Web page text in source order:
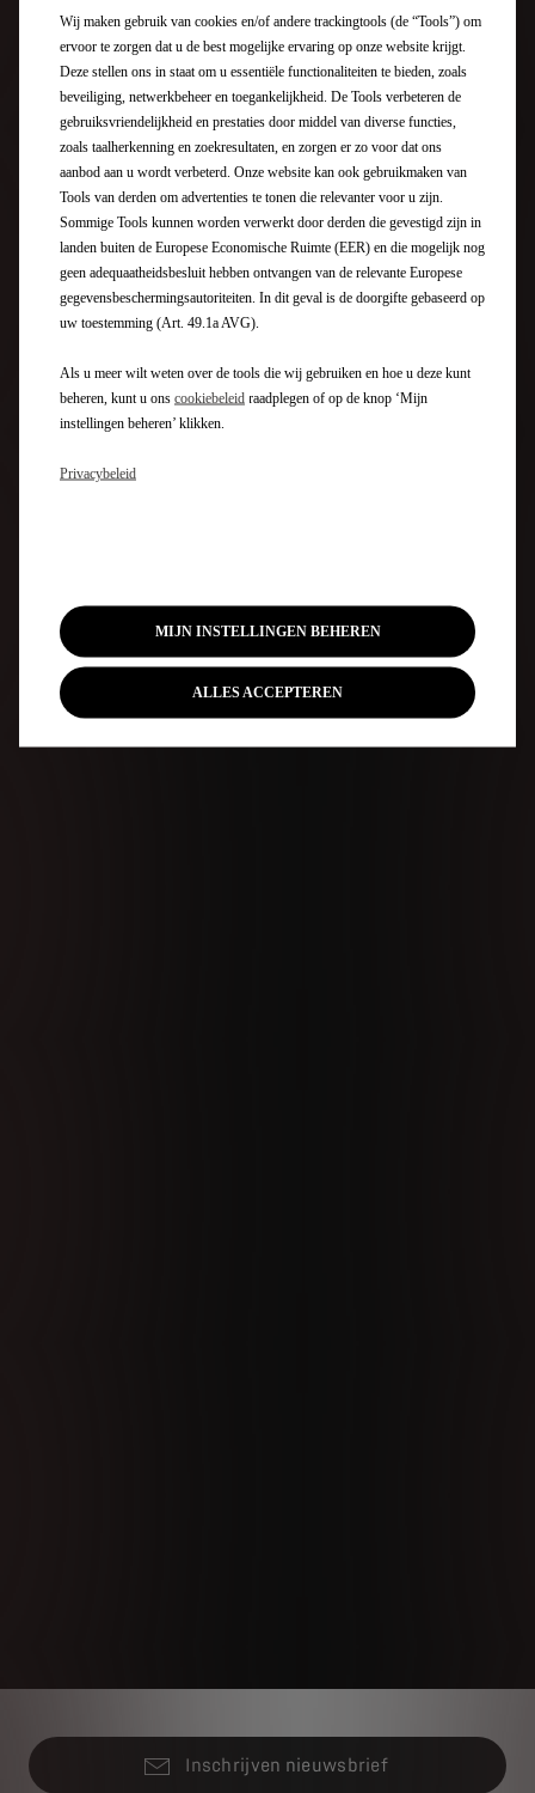
Inschrijven nieuwsbrief
Wij maken gebruik van cookies en/of andere trackingtools (de “Tools”) om
ervoor te zorgen dat u de best mogelijke ervaring op onze website krijgt.
Deze stellen ons in staat om u essentiële functionaliteiten te bieden, zoals
beveiliging, netwerkbeheer en toegankelijkheid. De Tools verbeteren de
gebruiksvriendelijkheid en prestaties door middel van diverse functies,
zoals taalherkenning en zoekresultaten, en zorgen er zo voor dat ons
aanbod aan u wordt verbeterd. Onze website kan ook gebruikmaken van
Tools van derden om advertenties te tonen die relevanter voor u zijn.
Sommige Tools kunnen worden verwerkt door derden die gevestigd zijn in
landen buiten de Europese Economische Ruimte (EER) en die mogelijk nog
geen adequaatheidsbesluit hebben ontvangen van de relevante Europese
gegevensbeschermingsautoriteiten. In dit geval is de doorgifte gebaseerd op
uw toestemming (Art. 49.1a AVG).
Als u meer wilt weten over de tools die wij gebruiken en hoe u deze kunt
beheren, kunt u ons cookiebeleid raadplegen of op de knop ‘Mijn
instellingen beheren’ klikken.
Privacybeleid
MIJN INSTELLINGEN BEHEREN
ALLES ACCEPTEREN